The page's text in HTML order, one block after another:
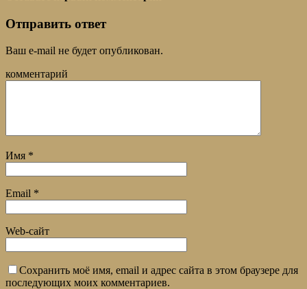
Отправить ответ
Ваш e-mail не будет опубликован.
комментарий
Имя *
Email *
Web-сайт
Сохранить моё имя, email и адрес сайта в этом браузере для
последующих моих комментариев.